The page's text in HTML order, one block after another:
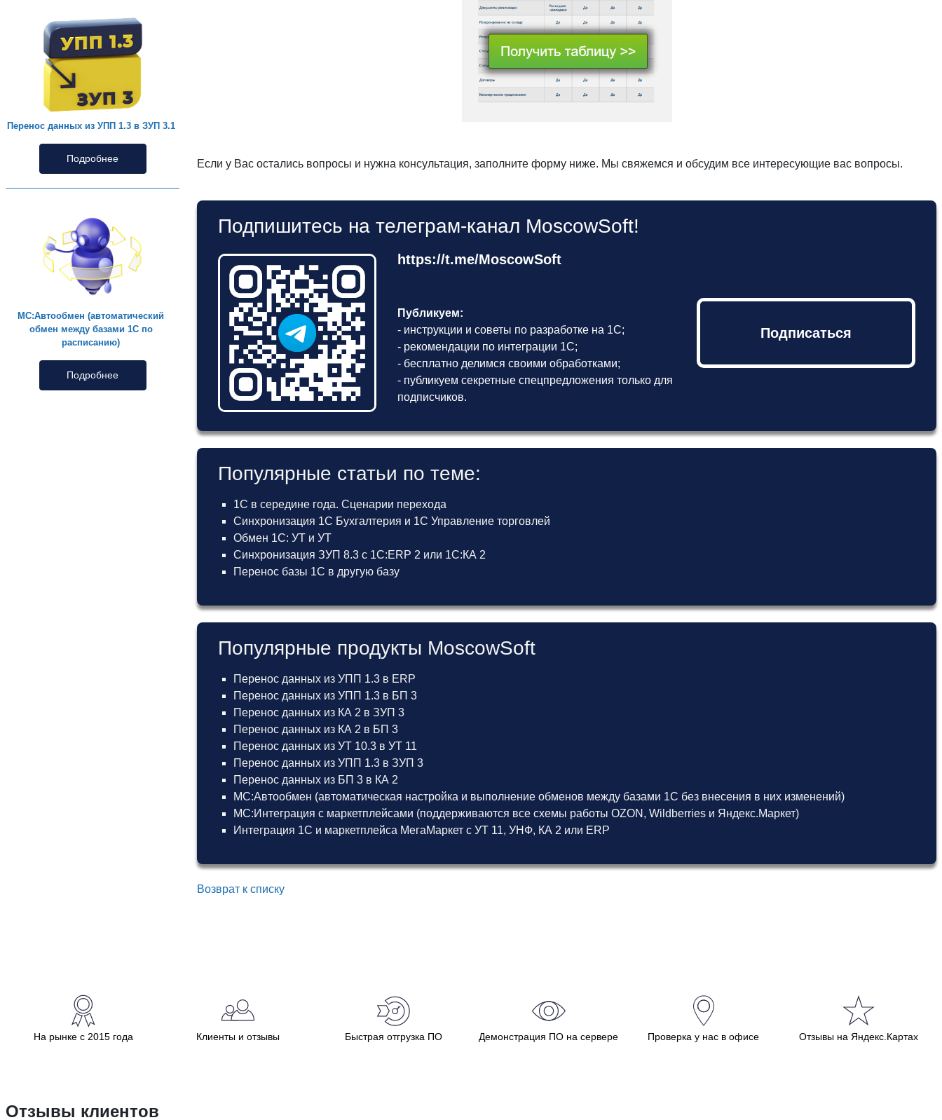
Перенос данных из УПП 1.3 в ЗУП 3.1
Подробнее
МС:Автообмен (автоматический
обмен между базами 1С по
расписанию)
Подробнее
Если у Вас остались вопросы и нужна консультация, заполните форму ниже. Мы свяжемся и обсудим все интересующие вас вопросы.
Подпишитесь на телеграм-канал MoscowSoft!
https://t.me/MoscowSoft
Публикуем:
- инструкции и советы по разработке на 1С;
- рекомендации по интеграции 1С;
- бесплатно делимся своими обработками;
- публикуем секретные спецпредложения только для
подписчиков.
Подписаться
Популярные статьи по теме:
1С в середине года. Сценарии перехода
Синхронизация 1С Бухгалтерия и 1С Управление торговлей
Обмен 1С: УТ и УТ
Синхронизация ЗУП 8.3 с 1С:ERP 2 или 1С:КА 2
Перенос базы 1С в другую базу
Популярные продукты MoscowSoft
Перенос данных из УПП 1.3 в ERP
Перенос данных из УПП 1.3 в БП 3
Перенос данных из КА 2 в ЗУП 3
Перенос данных из КА 2 в БП 3
Перенос данных из УТ 10.3 в УТ 11
Перенос данных из УПП 1.3 в ЗУП 3
Перенос данных из БП 3 в КА 2
МС:Автообмен (автоматическая настройка и выполнение обменов между базами 1С без внесения в них изменений)
МС:Интеграция с маркетплейсами (поддерживаются все схемы работы OZON, Wildberries и Яндекс.Маркет)
Интеграция 1С и маркетплейса МегаМаркет сУТ 11,УНФ, КА 2 или ERP
Возврат к списку
На рынке с 2015 года Клиенты и отзывы Быстрая отгрузка ПО Демонстрация ПО на сервере Проверка у нас в офисе Отзывы на Яндекс.Картах
Отзывы клиентов